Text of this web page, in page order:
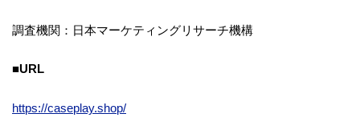
調査機関：日本マーケティングリサーチ機構
■URL
https://caseplay.shop/